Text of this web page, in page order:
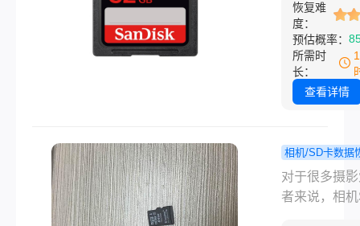
常承载着珍
忆。然而，
于操作失误
原因，我们
不小心删除
呢？，本文
介绍四个实
法，帮助您
恢复难
度：
预估概率：
所需时
长：
查看详情
相机/SD卡数据
程 相机sd
式化怎么恢
对于很多摄
者来说，相